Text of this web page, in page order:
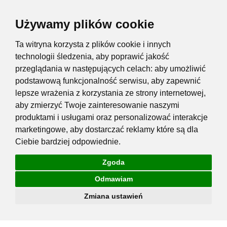
Używamy plików cookie
Ta witryna korzysta z plików cookie i innych
technologii śledzenia, aby poprawić jakość
przeglądania w następujących celach: aby umożliwić
podstawową funkcjonalność serwisu, aby zapewnić
lepsze wrażenia z korzystania ze strony internetowej,
aby zmierzyć Twoje zainteresowanie naszymi
produktami i usługami oraz personalizować interakcje
marketingowe, aby dostarczać reklamy które są dla
Ciebie bardziej odpowiednie.
Zgoda
Odmawiam
Zmiana ustawień